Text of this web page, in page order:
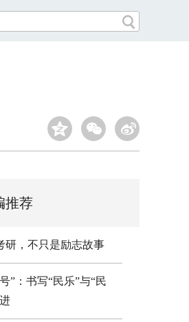
推荐
研，不只是励志故事
”：书写“民乐”与“民